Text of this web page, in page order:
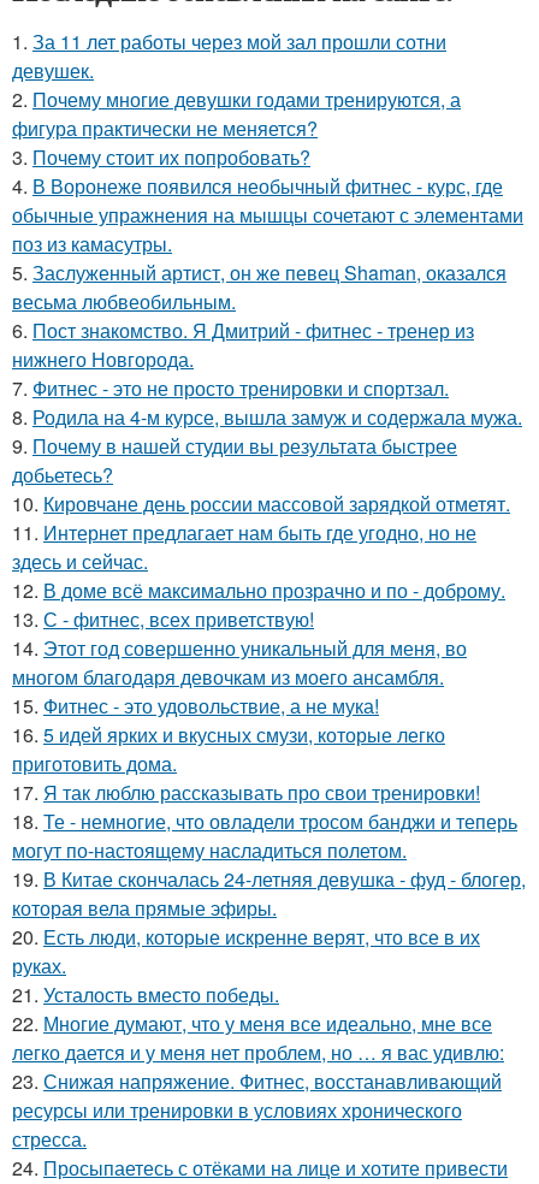
1. За 11 лет работы через мой зал прошли сотни
девушек.
2. Почему многие девушки годами тренируются, а
фигура практически не меняется?
3. Почему стоит их попробовать?
4. В Воронеже появился необычный фитнес - курс, где
обычные упражнения на мышцы сочетают с элементами
поз из камасутры.
5. Заслуженный артист, он же певец Shaman, оказался
весьма любвеобильным.
6. Пост знакомство. Я Дмитрий - фитнес - тренер из
нижнего Новгорода.
7. Фитнес - это не просто тренировки и спортзал.
8. Родила на 4-м курсе, вышла замуж и содержала мужа.
9. Почему в нашей студии вы результата быстрее
добьетесь?
10. Кировчане день россии массовой зарядкой отметят.
11. Интернет предлагает нам быть где угодно, но не
здесь и сейчас.
12. В доме всё максимально прозрачно и по - доброму.
13. С - фитнес, всех приветствую!
14. Этот год совершенно уникальный для меня, во
многом благодаря девочкам из моего ансамбля.
15. Фитнес - это удовольствие, а не мука!
16. 5 идей ярких и вкусных смузи, которые легко
приготовить дома.
17. Я так люблю рассказывать про свои тренировки!
18. Те - немногие, что овладели тросом банджи и теперь
могут по-настоящему насладиться полетом.
19. В Китае скончалась 24-летняя девушка - фуд - блогер,
которая вела прямые эфиры.
20. Есть люди, которые искренне верят, что все в их
руках.
21. Усталость вместо победы.
22. Многие думают, что у меня все идеально, мне все
легко дается и у меня нет проблем, но … я вас удивлю:
23. Снижая напряжение. Фитнес, восстанавливающий
ресурсы или тренировки в условиях хронического
стресса.
24. Просыпаетесь с отёками на лице и хотите привести